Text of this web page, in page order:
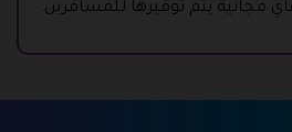
مجانية يتم توفيرها للمسافرين.